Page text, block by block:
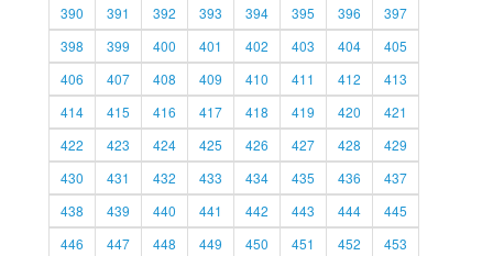
390
391 392 393 394 395 396
397
398
399 400 401 402 403 404
405
406
407 408 409 410 411 412
413
414
415 416 417 418 419 420
421
422
423 424 425 426 427 428
429
430
431 432 433 434 435 436
437
438
439 440 441 442 443 444
445
446
447 448 449 450 451 452
453